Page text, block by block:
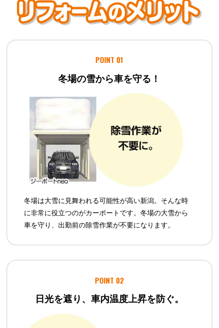
POINT 01
冬場の雪から車を守る！
冬場は大雪に見舞われる可能性が高い新潟。そんな時
に非常に役立つのがカーポートです。冬場の大雪から
車を守り、出勤前の除雪作業が不要になります。
POINT 02
日光を遮り、車内温度上昇を防ぐ。